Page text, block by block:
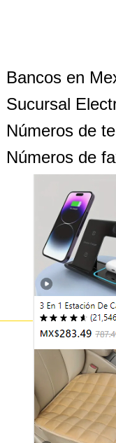
Bancos en
Sucursal
Números de
Números de